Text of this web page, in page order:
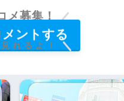
メ募集！
ントする
れるよ！